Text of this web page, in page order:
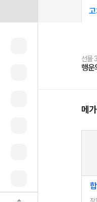
선물
행운
선물
메가
여름
메가
2027
강사
스마
설문
메가
3일
메가
메가
사회
희망
메